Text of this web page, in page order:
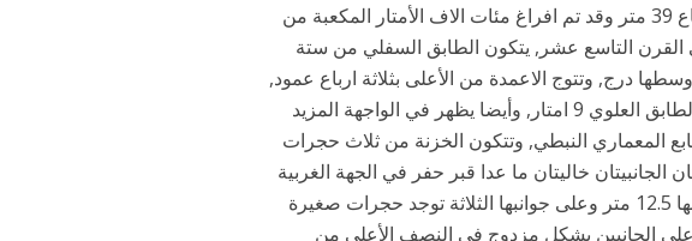
تتكون الخزنة من واجهة فيها طابقين بعرض 25 متر وارتفاع 39 متر وقد تم افراغ مئات الاف الأمتار المكعبة من
القرن التاسع عشر, يتكون الطابق السفلي من ستة
درج, وتتوج الاعمدة من الأعلى بثلاثة ارباع عمود,
يبلغ طول العمود في الطابق السفلي حوالي 12 متر وفي لطابق العلوي 9 امتار, وأيضا يظهر في الواجهة المزيد
المعماري النبطي, وتتكون الخزنة من ثلاث حجرات
خاليتان ما عدا قبر حفر في الجهة الغربية
اما الحجرة التي في المنتصف فيصعد اليها بدرج ويبلغ طولها 12.5 متر وعلى جوانبها الثلاثة توجد حجرات صغيرة
الجانبين بشكل مزدوج في النصف الأعلى من